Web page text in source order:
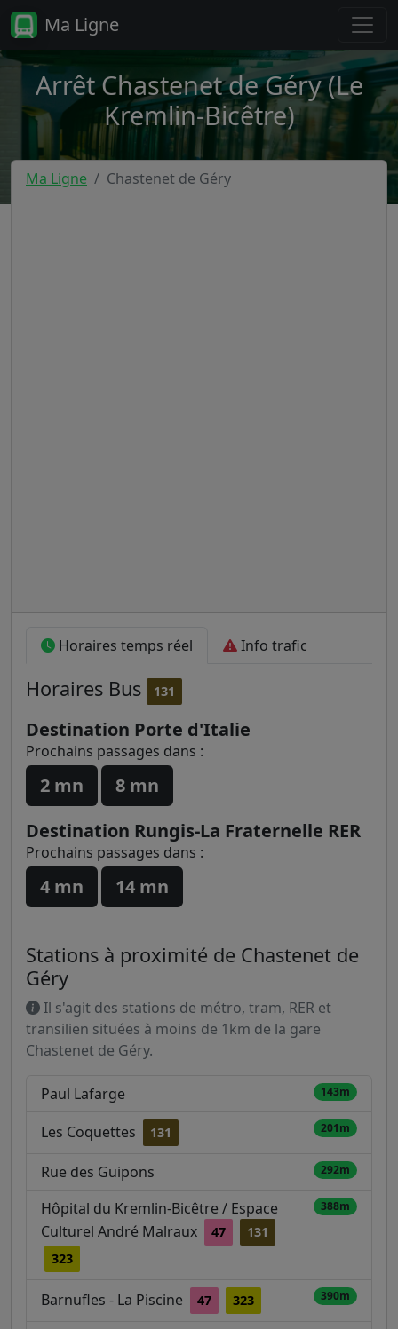
Ma Ligne
Arrêt Chastenet de Géry (Le
Kremlin-Bicêtre)
Ma Ligne Chastenet de Géry
Horaires temps réel Info trafic
Horaires Bus 131
Destination Porte d'Italie
Prochains passages dans :
2 mn
8 mn
Destination Rungis-La Fraternelle RER
Prochains passages dans :
4 mn 14 mn
Stations à proximité de Chastenet de
Géry
Il s'agit des stations de métro, tram, RER et
transilien situées à moins de 1km de la gare
Chastenet de Géry.
Paul Lafarge 143m
Les Coquettes 131 201m
Rue des Guipons 292m
Hôpital du Kremlin-Bicêtre / Espace
Culturel André Malraux
47
131
323
388m
Barnufles - La Piscine 47 323 390m